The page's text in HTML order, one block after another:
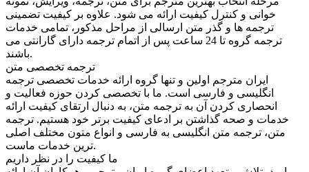
خوانی و کنترل کیفیت ارائه می شود. علاوه بر کیفیت تضمینی
ترجمه ها و گذر متن ارسالی از مراحل مذکور، تمامی خدمات
ترجمه گروه تا 24 ساعت پس از اتمام ترجمه دارای گارانتی می
باشند.
ترجمه تخصصی متن
ایران مترجم اولین و تنها گروه ارائه خدمات تخصصی ترجمه
انگلیسی و فارسی است. ما با تخصصی کردن حوزه فعالیت و
انحصاری کردن آن به ترجمه متن، به دنبال ارتقای کیفیت ارائه
خدمات و صحه گذاشتن بر ادعای کیفیت برتر خود هستیم. ترجمه
متن، ترجمه متن انگلیسی به فارسی و انواع متون مختلف اصلی
ترین خدمات ماست.
ما کیفیت را در نظر داریم